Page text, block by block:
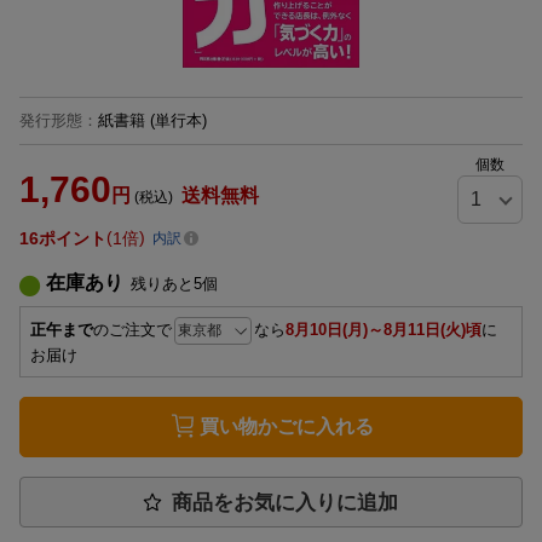
発行形態 ： 紙書籍 (単行本)
1,760 円 (税込) 送料無料
個数
16ポイント 1倍 内訳
在庫あり 残りあと 5個
正午までのご注文で なら8月10日(月)～8月11日(火)頃に
お届け
買い物かごに入れる
商品をお気に入りに追加